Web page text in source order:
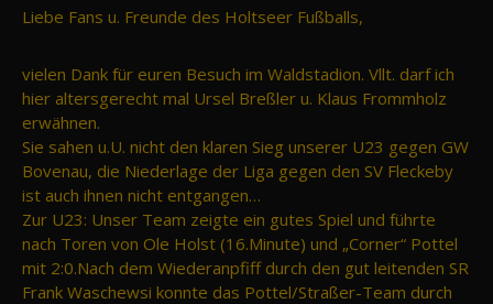
Liebe Fans u. Freunde des Holtseer Fußballs,
vielen Dank für euren Besuch im Waldstadion. Vllt. darf ich
hier altersgerecht mal Ursel Breßler u. Klaus Frommholz
erwähnen.
Sie sahen u.U. nicht den klaren Sieg unserer U23 gegen GW
Bovenau, die Niederlage der Liga gegen den SV Fleckeby
ist auch ihnen nicht entgangen…
Zur U23: Unser Team zeigte ein gutes Spiel und führte
nach Toren von Ole Holst (16.Minute) und „Corner“ Pottel
mit 2:0.Nach dem Wiederanpfiff durch den gut leitenden SR
Frank Waschewsi konnte das Pottel/Straßer-Team durch